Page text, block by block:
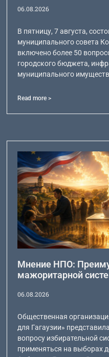
06.08.2026
В пятницу, 7 августа,
муниципального совета
включено более 50
городского бюджета,
муниципального
Read more >
Мнение НПО:
мажоритарной
06.08.2026
Общественная
для Гагаузии»
вопросу избирательной
применяться на выборах